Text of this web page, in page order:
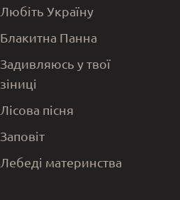
Любіть Україну
Блакитна Панна
Задивляюсь у твої
зіниці
Лісова пісня
Заповіт
Лебеді материнства